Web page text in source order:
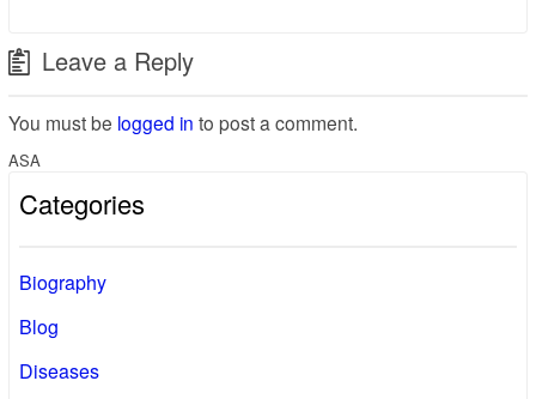
Leave a Reply
You must be logged in to post a comment.
ASA
Categories
Biography
Blog
Diseases